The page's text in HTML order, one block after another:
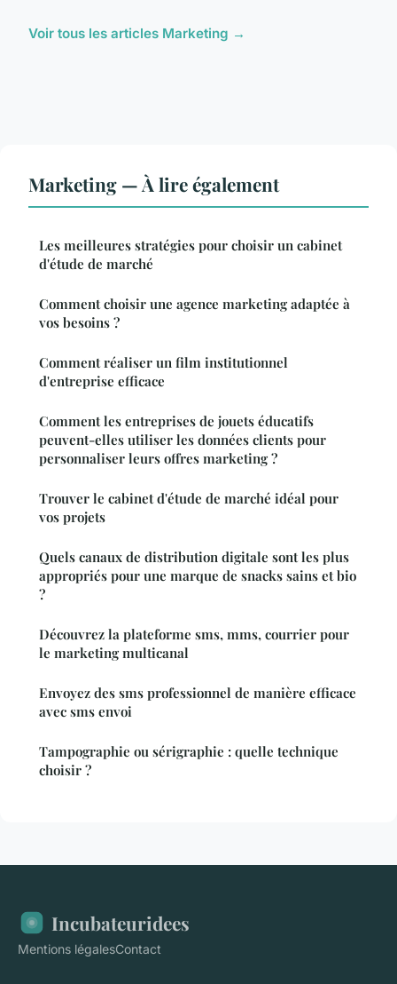
Voir tous les articles Marketing →
Marketing — À lire également
Les meilleures stratégies pour choisir un cabinet
d'étude de marché
Comment choisir une agence marketing adaptée à
vos besoins ?
Comment réaliser un film institutionnel
d'entreprise efficace
Comment les entreprises de jouets éducatifs
peuvent-elles utiliser les données clients pour
personnaliser leurs offres marketing ?
Trouver le cabinet d'étude de marché idéal pour
vos projets
Quels canaux de distribution digitale sont les plus
appropriés pour une marque de snacks sains et bio
?
Découvrez la plateforme sms, mms, courrier pour
le marketing multicanal
Envoyez des sms professionnel de manière efficace
avec sms envoi
Tampographie ou sérigraphie : quelle technique
choisir ?
Incubateuridees
Mentions légalesContact